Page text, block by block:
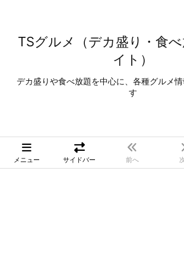
TSグルメ（デカ盛り・食
イト）
デカ盛りや食べ放題を中心に、各種グルメ
す
メニュー サイドバー 前へ